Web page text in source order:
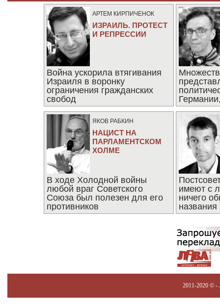
АРТЕМ КИРПИЧЕНОК
ИЗРАИЛЬ. ПРОТЕСТ
И РЕПРЕССИИ
Война ускорила втягивания
Израиля в воронку
ограничения гражданских
свобод
ЯКОВ РАБКИН
НАЦИСТ НА
ПАРЛАМЕНТСКОМ
ХОЛМЕ
В ходе Холодной войны
любой враг Советского
Союза был полезен для его
противников
имеют с
ничего
названия
2011-2020 © -